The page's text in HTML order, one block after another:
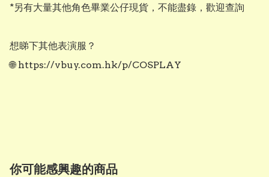
*另有大量其他角色畢業公仔現貨，不能盡錄，歡迎查詢
想睇下其他表演服？
🌐 https://vbuy.com.hk/p/COSPLAY
你可能感興趣的商品